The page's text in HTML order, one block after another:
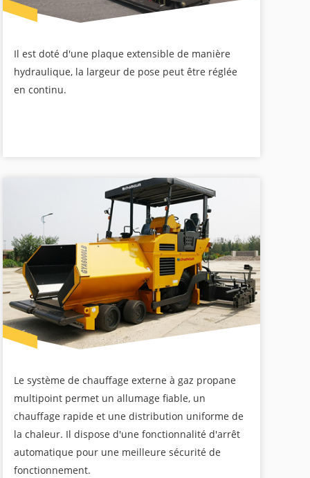
Il est doté d'une plaque extensible de manière
hydraulique, la largeur de pose peut être réglée
en continu.
Le système de chauffage externe à gaz propane
multipoint permet un allumage fiable, un
chauffage rapide et une distribution uniforme de
la chaleur. Il dispose d'une fonctionnalité d'arrêt
automatique pour une meilleure sécurité de
fonctionnement.